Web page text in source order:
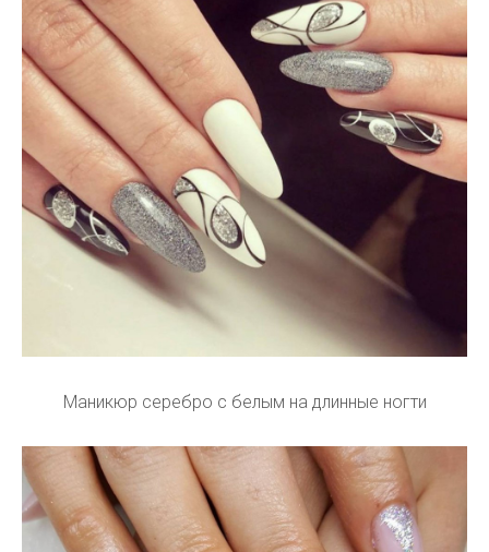
Маникюр серебро с белым на длинные ногти